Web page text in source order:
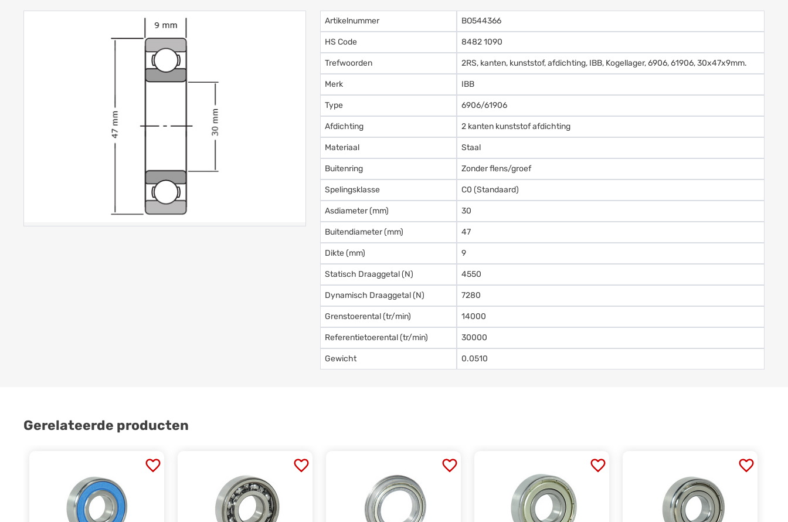
Artikelnummer BO544366
HS Code 8482 1090
Trefwoorden 2RS, kanten, kunststof, afdichting, IBB, Kogellager, 6906, 61906, 30x47x9mm.
Merk IBB
Type 6906/61906
Afdichting 2 kanten kunststof afdichting
Materiaal Staal
Buitenring Zonder flens/groef
Spelingsklasse C0 (Standaard)
Asdiameter (mm) 30
Buitendiameter (mm) 47
Dikte (mm) 9
Statisch Draaggetal (N) 4550
Dynamisch Draaggetal (N) 7280
Grenstoerental (tr/min) 14000
Referentietoerental (tr/min) 30000
Gewicht 0.0510
Gerelateerde producten